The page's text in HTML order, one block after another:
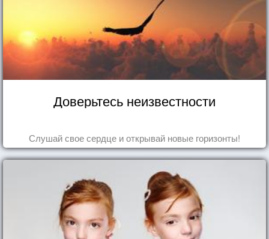
Доверьтесь неизвестности
Слушай свое сердце и открывай новые горизонты!